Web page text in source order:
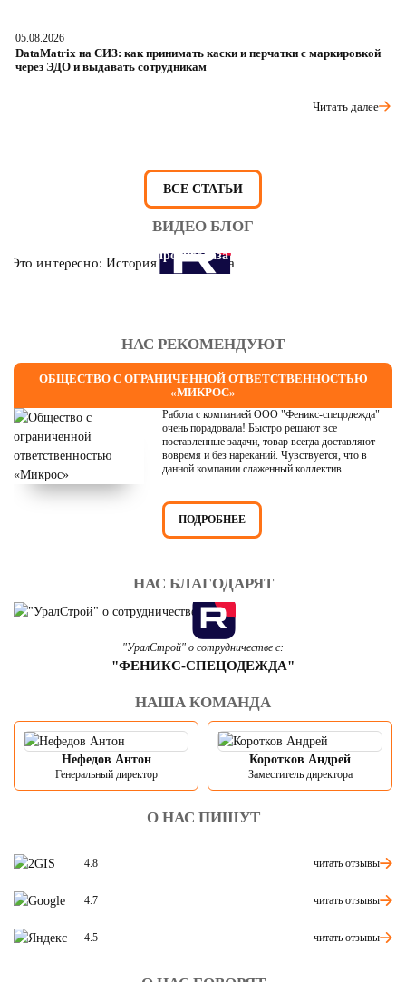
05.08.2026
DataMatrix на СИЗ: как принимать каски и перчатки с маркировкой
через ЭДО и выдавать сотрудникам
Читать далее
ВСЕ СТАТЬИ
ВИДЕО БЛОГ
Это интересно: История противогаза
НАС РЕКОМЕНДУЮТ
ОБЩЕСТВО С ОГРАНИЧЕННОЙ ОТВЕТСТВЕННОСТЬЮ
«МИКРОС»
Работа с компанией ООО "Феникс-спецодежда"
очень порадовала! Быстро решают все
поставленные задачи, товар всегда доставляют
вовремя и без нареканий. Чувствуется, что в
данной компании слаженный коллектив.
ПОДРОБНЕЕ
НАС БЛАГОДАРЯТ
"УралСтрой" о сотрудничестве с:
"ФЕНИКС-СПЕЦОДЕЖДА"
НАША КОМАНДА
Нефедов Антон
Генеральный директор
Коротков Андрей
Заместитель директора
О НАС ПИШУТ
4.8 читать отзывы
4.7 читать отзывы
4.5 читать отзывы